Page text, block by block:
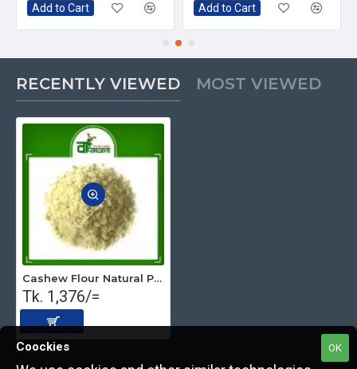
Add to Cart Add to Cart
RECENTLY VIEWED MOST VIEWED
Cashew Flour Natural Premium 500gm
Tk. 1,376/=
OK
Coockies